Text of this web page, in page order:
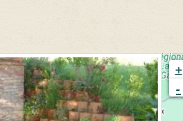
+
-